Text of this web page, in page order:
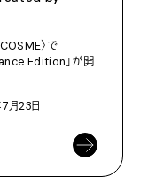
〉で
Edition」が開
月23日